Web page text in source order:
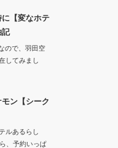
【変なホテ
記
ので、羽田空
してみまし
ン【シーク
ルあるらし
、予約いっぱ